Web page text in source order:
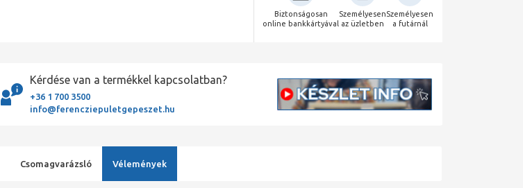
Biztonságosan
online bankkártyával
Személyesen
az üzletben
Személyesen
a futárnál
Kérdése van a termékkel kapcsolatban?
+36 1 700 3500
info@ferencziepuletgepeszet.hu
Csomagvarázsló Vélemények